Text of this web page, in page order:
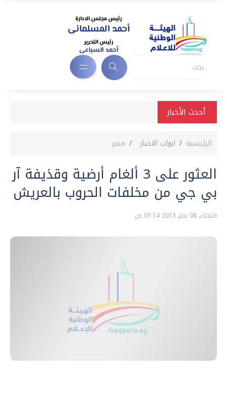
أحدث الأخبار
الرئيسية ابواب الاخبار مصر
العثور على 3 ألغام أرضية وقذيفة آر
بي جي من مخلفات الحروب بالعريش
الثلاثاء، 08 يناير 2013 01:14 ص